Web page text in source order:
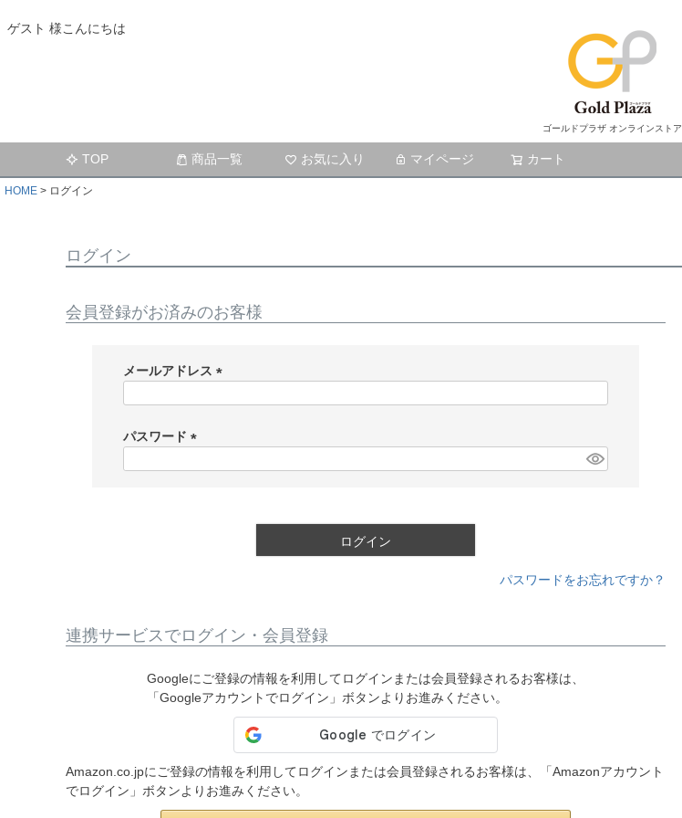
ゲスト 様こんにちは
ゴールドプラザ オンラインストア
TOP
商品一覧 お気に入り マイページ カート
HOME ログイン
ログイン
会員登録がお済みのお客様
メールアドレス
)
パスワード
ログイン
パスワードをお忘れですか？
連携サービスでログイン・会員登録
Googleにご登録の情報を利用してログインまたは会員登録されるお客様は、
「Googleアカウントでログイン」ボタンよりお進みください。
Amazon.co.jpにご登録の情報を利用してログインまたは会員登録されるお客様は、「Amazonアカウント
でログイン」ボタンよりお進みください。